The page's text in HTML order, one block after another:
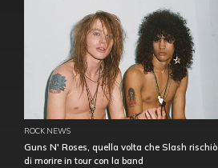
ROCK NEWS
Guns N' Roses, quella volta che Slash rischiò
di morire in tour con la band